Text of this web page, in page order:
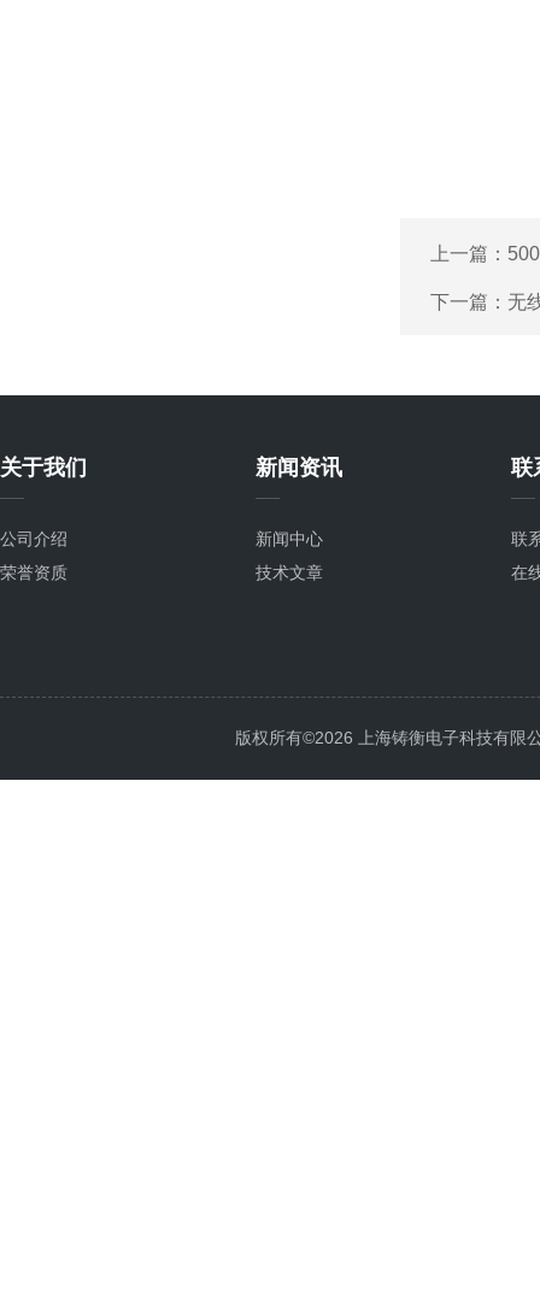
上一篇：
下一篇： 无
关于我们
公司介绍
荣誉资质
新闻资讯
新闻中心
技术文章
联
联
在
版权所有©2026 上海铸衡电子科技有